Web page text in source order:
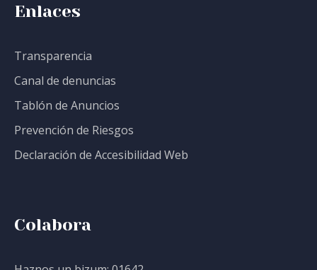
Enlaces
Transparencia
Canal de denuncias
Tablón de Anuncios
Prevención de Riesgos
Declaración de Accesibilidad Web
Colabora